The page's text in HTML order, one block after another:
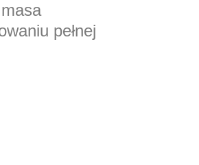
pełnej